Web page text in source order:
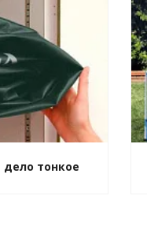
тонкое